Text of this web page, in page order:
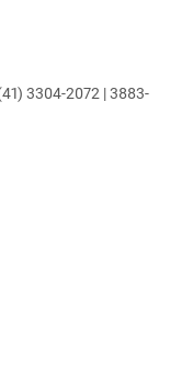
3304-2072 | 3883-